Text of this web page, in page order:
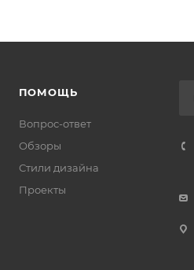
ПОМОЩЬ
Вопрос-ответ
Обзоры
Стили дизайна
Проекты